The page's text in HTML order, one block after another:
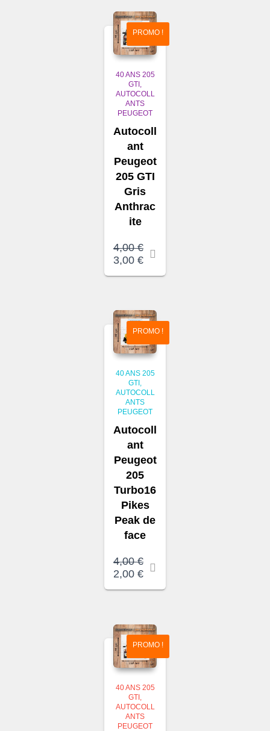
PROMO !
40 ANS 205
GTI
AUTOCOLL
ANTS
PEUGEOT
Autocoll
ant
Peugeot
205 GTI
Gris
Anthrac
ite
4,00€
Le
4,00 €.
3,00 €Le
3,00 €.
PROMO !
40 ANS 205
GTI
AUTOCOLL
ANTS
PEUGEOT
Autocoll
ant
Peugeot
205
Turbo16
Pikes
Peak de
face
4,00€
Le
4,00 €.
2,00 €Le
2,00 €.
PROMO !
40 ANS 205
GTI
AUTOCOLL
ANTS
PEUGEOT